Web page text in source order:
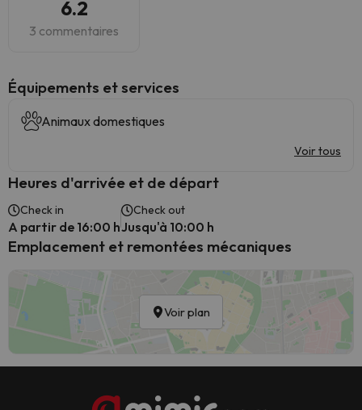
6.2
3 commentaires
​Équipements et services
Animaux domestiques
Voir tous
Heures d'arrivée et de départ
Check in
A partir de 16:00 h
Check out
Jusqu'à 10:00 h
Emplacement et remontées mécaniques
Voir plan